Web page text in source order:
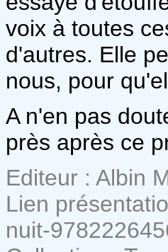
voix à toutes
d'autres. Elle
nous, pour
A n'en pas
près après ce
Editeur : Albin
Lien
nuit-